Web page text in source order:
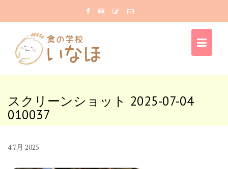
スクリーンショット 2025-07-04
010037
47月 2025